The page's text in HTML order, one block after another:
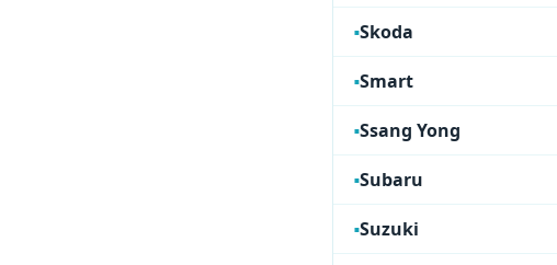
Skoda
Smart
Ssang Yong
Subaru
Suzuki